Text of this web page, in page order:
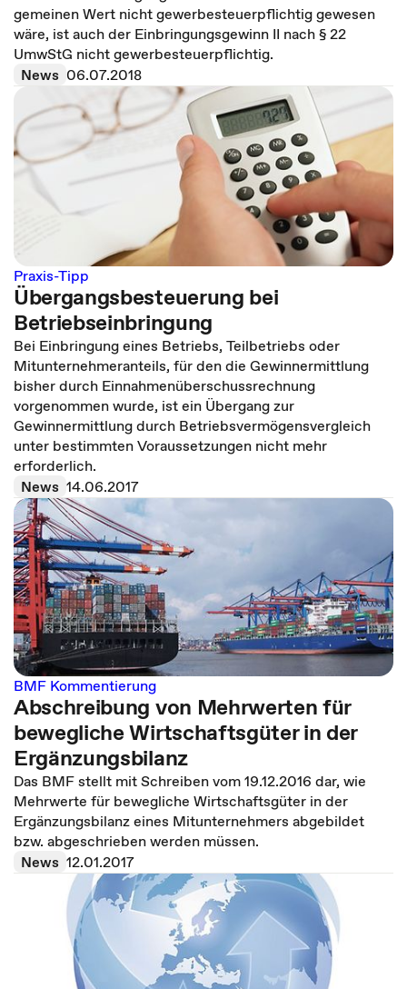
gemeinen Wert nicht gewerbesteuerpflichtig gewesen
wäre, ist auch der Einbringungsgewinn II nach § 22
UmwStG nicht gewerbesteuerpflichtig.
News 06.07.2018
Praxis-Tipp
Übergangsbesteuerung bei
Betriebseinbringung
Bei Einbringung eines Betriebs, Teilbetriebs oder
Mitunternehmeranteils, für den die Gewinnermittlung
bisher durch Einnahmenüberschussrechnung
vorgenommen wurde, ist ein Übergang zur
Gewinnermittlung durch Betriebsvermögensvergleich
unter bestimmten Voraussetzungen nicht mehr
erforderlich.
News 14.06.2017
BMF Kommentierung
Abschreibung von Mehrwerten für
bewegliche Wirtschaftsgüter in der
Ergänzungsbilanz
Das BMF stellt mit Schreiben vom 19.12.2016 dar, wie
Mehrwerte für bewegliche Wirtschaftsgüter in der
Ergänzungsbilanz eines Mitunternehmers abgebildet
bzw. abgeschrieben werden müssen.
News 12.01.2017